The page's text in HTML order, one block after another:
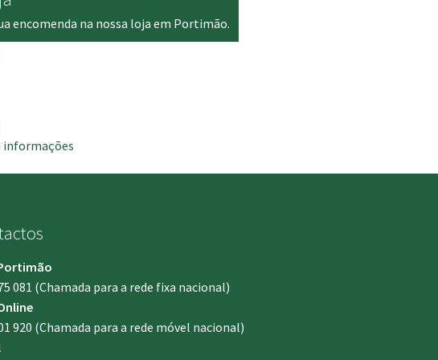
encomenda na nossa loja em Portimão.
informações
081 (Chamada para a rede fixa nacional)
920 (Chamada para a rede móvel nacional)